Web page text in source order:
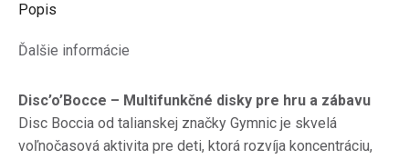
Popis
Ďalšie informácie
Disc’o’Bocce – Multifunkčné disky pre hru a zábavu
Disc Boccia od talianskej značky Gymnic je skvelá
voľnočasová aktivita pre deti, ktorá rozvíja koncentráciu,